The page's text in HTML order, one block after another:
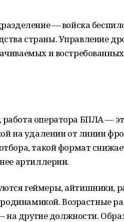
— войска
страны. Управление
и
оператора БПЛА —
на удалении от линии
такой формат
артиллерии.
геймеры, айтишники,
Возрастные
на другие должности.